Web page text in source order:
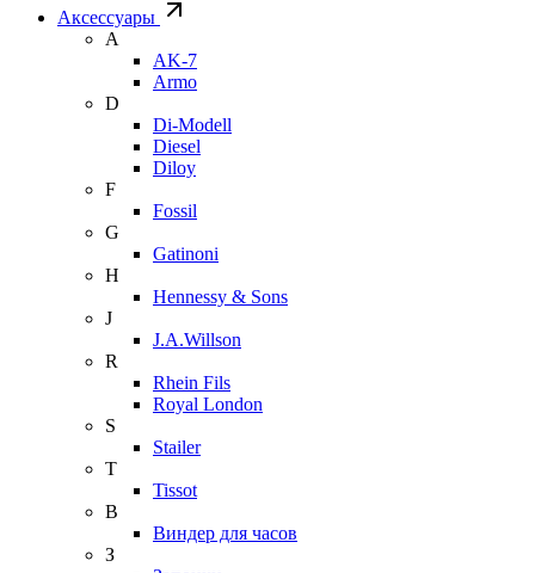
Аксессуары
A
AK-7
Armo
D
Di-Modell
Diesel
Diloy
F
Fossil
G
Gatinoni
H
Hennessy & Sons
J
J.A.Willson
R
Rhein Fils
Royal London
S
Stailer
T
Tissot
В
Виндер для часов
З